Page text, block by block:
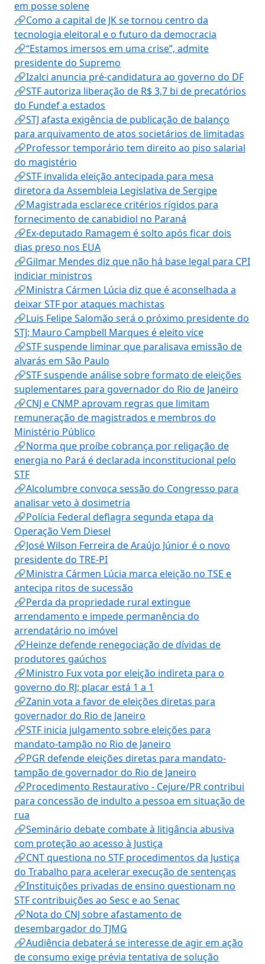
em posse solene
🔗Como a capital de JK se tornou centro da
tecnologia eleitoral e o futuro da democracia
🔗“Estamos imersos em uma crise”, admite
presidente do Supremo
🔗Izalci anuncia pré-candidatura ao governo do DF
🔗STF autoriza liberação de R$ 3,7 bi de precatórios
do Fundef a estados
🔗STJ afasta exigência de publicação de balanço
para arquivamento de atos societários de limitadas
🔗Professor temporário tem direito ao piso salarial
do magistério
🔗STF invalida eleição antecipada para mesa
diretora da Assembleia Legislativa de Sergipe
🔗Magistrada esclarece critérios rígidos para
fornecimento de canabidiol no Paraná
🔗Ex-deputado Ramagem é solto após ficar dois
dias preso nos EUA
🔗Gilmar Mendes diz que não há base legal para CPI
indiciar ministros
🔗Ministra Cármen Lúcia diz que é aconselhada a
deixar STF por ataques machistas
🔗Luis Felipe Salomão será o próximo presidente do
STJ; Mauro Campbell Marques é eleito vice
🔗STF suspende liminar que paralisava emissão de
alvarás em São Paulo
🔗STF suspende análise sobre formato de eleições
suplementares para governador do Rio de Janeiro
🔗CNJ e CNMP aprovam regras que limitam
remuneração de magistrados e membros do
Ministério Público
🔗Norma que proíbe cobrança por religação de
energia no Pará é declarada inconstitucional pelo
STF
🔗Alcolumbre convoca sessão do Congresso para
analisar veto à dosimetria
🔗Polícia Federal deflagra segunda etapa da
Operação Vem Diesel
🔗José Wilson Ferreira de Araújo Júnior é o novo
presidente do TRE-PI
🔗Ministra Cármen Lúcia marca eleição no TSE e
antecipa ritos de sucessão
🔗Perda da propriedade rural extingue
arrendamento e impede permanência do
arrendatário no imóvel
🔗Heinze defende renegociação de dívidas de
produtores gaúchos
🔗Ministro Fux vota por eleição indireta para o
governo do RJ; placar está 1 a 1
🔗Zanin vota a favor de eleições diretas para
governador do Rio de Janeiro
🔗STF inicia julgamento sobre eleições para
mandato-tampão no Rio de Janeiro
🔗PGR defende eleições diretas para mandato-
tampão de governador do Rio de Janeiro
🔗Procedimento Restaurativo - Cejure/PR contribui
para concessão de indulto a pessoa em situação de
rua
🔗Seminário debate combate à litigância abusiva
com proteção ao acesso à Justiça
🔗CNT questiona no STF procedimentos da Justiça
do Trabalho para acelerar execução de sentenças
🔗Instituições privadas de ensino questionam no
STF contribuições ao Sesc e ao Senac
🔗Nota do CNJ sobre afastamento de
desembargador do TJMG
🔗Audiência debaterá se interesse de agir em ação
de consumo exige prévia tentativa de solução